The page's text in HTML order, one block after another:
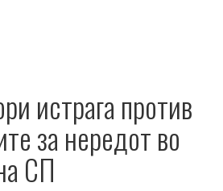
истрага против
за нередот во
СП